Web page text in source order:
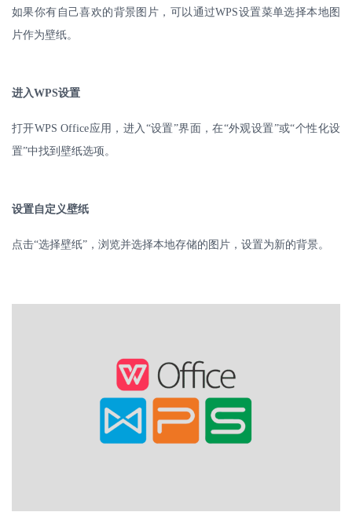
如果你有自己喜欢的背景图片，可以通过WPS设置菜单选择本地图
片作为壁纸。
进入WPS设置
打开WPS Office应用，进入“设置”界面，在“外观设置”或“个性化设
置”中找到壁纸选项。
设置自定义壁纸
点击“选择壁纸”，浏览并选择本地存储的图片，设置为新的背景。